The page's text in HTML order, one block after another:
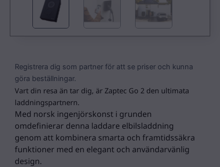
Registrera dig som partner för att se priser och kunna
göra beställningar.
Vart din resa än tar dig, är Zaptec Go 2 den ultimata
laddningspartnern.
Med norsk ingenjörskonst i grunden
omdefinierar denna laddare elbilsladdning
genom att kombinera smarta och framtidssäkra
funktioner med en elegant och användarvänlig
design.